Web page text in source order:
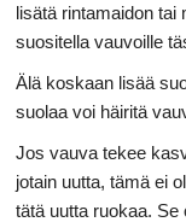
lisätä rintamaidon tai
suositella vauvoille
Älä koskaan lisää
suolaa voi häiritä
Jos vauva tekee
jotain uutta, tämä ei
tätä uutta ruokaa.